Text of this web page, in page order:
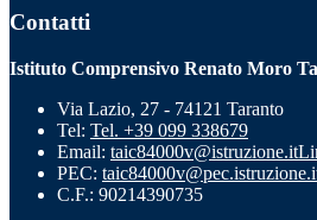
Contatti
Istituto Comprensivo Renato Moro
Via Lazio, 27 - 74121 Taranto
Tel: Tel. +39 099 338679
Email: taic84000v@istruzione.it
PEC:
C.F.: 90214390735